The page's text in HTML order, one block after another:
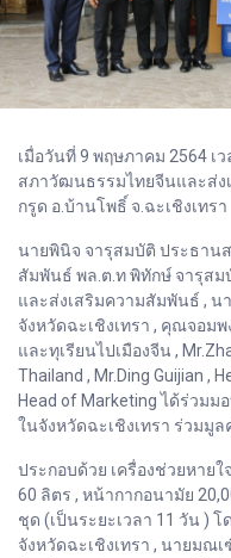
เมื่อวันที่ 9 พฤษภาคม 2564
สภาวัฒนธรรมไทยจีนและส่ง
กรูด อ.บ้านโพธิ์ จ.ฉะเชิงเทรา
นายพินิจ จารุสมบัติ ประธาน
สัมพันธ์ พล.ต.ท พิทักษ์ จารุส
และส่งเสริมความสัมพันธ์ , น
จังหวัดฉะเชิงเทรา , คุณจอม
และทุเรียนไปเมืองจีน ,
Thailand , Mr.Ding Guijian ,
Head of Marketing ได้ร่วม
ในจังหวัดฉะเชิงเทรา ร่วมมู
ประกอบด้วย เครื่องช่วยหาย
60 ลิตร , หน้ากากอนามัย
ชุด (เป็นระยะเวลา 11 วัน )
จังหวัดฉะเชิงเทรา , นายม